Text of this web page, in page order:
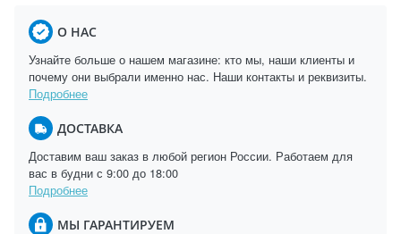
О НАС
Узнайте больше о нашем магазине: кто мы, наши клиенты и
почему они выбрали именно нас. Наши контакты и реквизиты.
Подробнее
ДОСТАВКА
Доставим ваш заказ в любой регион России. Работаем для
вас в будни с 9:00 до 18:00
Подробнее
МЫ ГАРАНТИРУЕМ